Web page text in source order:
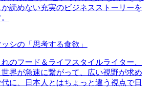
読めない充実のビジネスストーリーを
シの「思考する食欲」
のフード＆ライフスタイルライター、
界が急速に繋がって、広い視野が求め
に、日本人とはちょっと違う視点で日